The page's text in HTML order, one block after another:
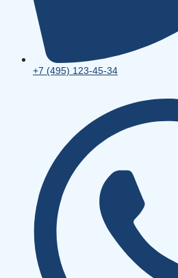
+7 (495) 123-45-34